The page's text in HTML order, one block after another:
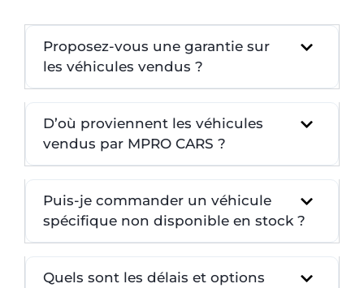
Proposez-vous une garantie sur
les véhicules vendus ?
D’où proviennent les véhicules
vendus par MPRO CARS ?
Puis-je commander un véhicule
spécifique non disponible en stock ?
Quels sont les délais et options